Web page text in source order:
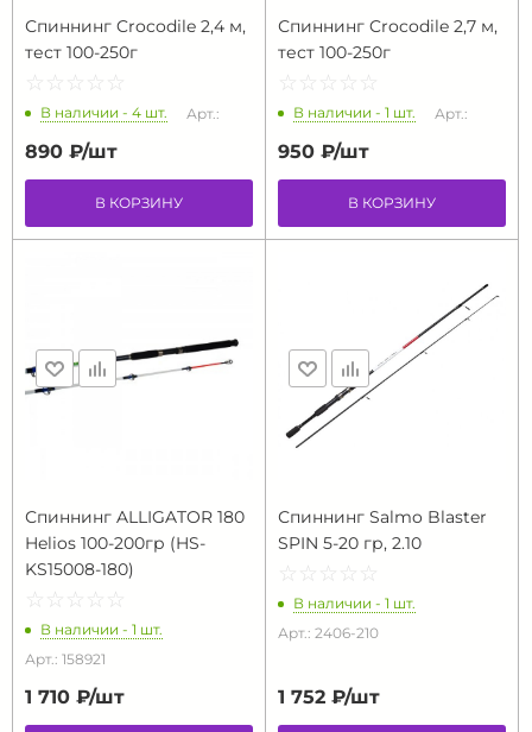
Спиннинг Crocodile 2,4 м,
тест 100-250г
☆ ☆ ☆ ☆ ☆
★ ★ ★ ★ ★
В наличии - 4 шт. Арт.:
890 ₽/шт
В КОРЗИНУ
Спиннинг Crocodile 2,7 м,
тест 100-250г
☆ ☆ ☆ ☆ ☆
★ ★ ★ ★ ★
В наличии - 1 шт. Арт.:
950 ₽/шт
В КОРЗИНУ
Спиннинг ALLIGATOR 180
Helios 100-200гр (HS-
KS15008-180)
☆ ☆ ☆ ☆ ☆
★ ★ ★ ★ ★
В наличии - 1 шт.
Арт.: 158921
1 710 ₽/шт
Спиннинг Salmo Blaster
SPIN 5-20 гр, 2.10
☆ ☆ ☆ ☆ ☆
★ ★ ★ ★ ★
В наличии - 1 шт.
Арт.: 2406-210
1 752 ₽/шт